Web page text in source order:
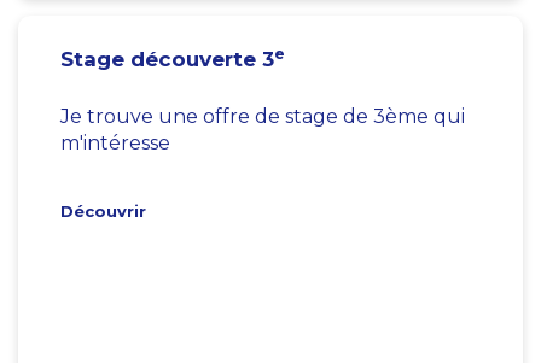
Stage découverte 3e
Je trouve une offre de stage de 3ème qui
m'intéresse
Découvrir